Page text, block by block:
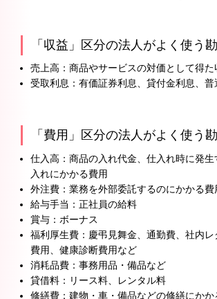
「収益」区分の法人がよく使う
売上高：商品やサービスの対価として得た
受取利息：有価証券利息、貸付金利息、
「費用」区分の法人がよく使う
仕入高：商品の入れ代金、仕入れ時に発
入れにかかる費用
外注費：業務を外部委託するのにかかる費
給与手当：正社員の給料
賞与：ボーナス
福利厚生費：慶弔見舞金、通勤費、社内レ
費用、健康診断費用など
消耗品費：事務用品・備品など
貸借料：リース料、レンタル料
修繕費：建物・車・備品などの修繕にかか